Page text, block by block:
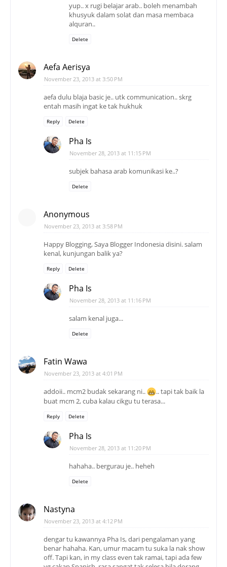
yup.. x rugi belajar arab.. boleh menambah
khusyuk dalam solat dan masa membaca
alquran..
Delete
Aefa Aerisya
November 23, 2013 at 3:50 PM
aefa dulu blaja basic je.. utk communication.. skrg
entah masih ingat ke tak hukhuk
Reply Delete
Pha Is
November 28, 2013 at 11:15 PM
subjek bahasa arab komunikasi ke..?
Delete
Anonymous
November 23, 2013 at 3:58 PM
Happy Blogging, Saya Blogger Indonesia disini. salam
kenal, kunjungan balik ya?
Reply Delete
Pha Is
November 28, 2013 at 11:16 PM
salam kenal juga...
Delete
Fatin Wawa
November 23, 2013 at 4:01 PM
addoii.. mcm2 budak sekarang ni..
.. tapi tak baik la
buat mcm 2, cuba kalau cikgu tu terasa...
Reply Delete
Pha Is
November 28, 2013 at 11:20 PM
hahaha.. bergurau je.. heheh
Delete
Nastyna
November 23, 2013 at 4:12 PM
dengar tu kawannya Pha Is, dari pengalaman yang
benar hahaha. Kan, umur macam tu suka la nak show
off. Tapi kan, in my class even tak ramai, tapi ada few